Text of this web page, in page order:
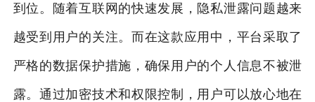
到位。随着互联网的快速发展，隐私泄露问题越来
越受到用户的关注。而在这款应用中，平台采取了
严格的数据保护措施，确保用户的个人信息不被泄
露。通过加密技术和权限控制，用户可以放心地在